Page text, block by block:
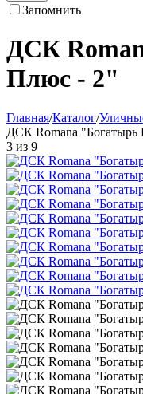
Запомнить
ДСК
Плюс - 2"
Главная/Каталог/
ДСК Romana
3 из 9